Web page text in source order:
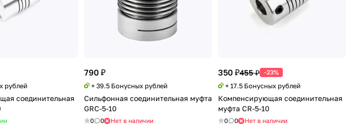
рублей
соединительная
790 ₽
+ 39.5 Бонусных рублей
Сильфонная соединительная муфта
GRC-5-10
0 0 Нет в наличии
350 ₽455 ₽ -23%
+ 17.5 Бонусных рублей
Компенсирующая соединительная
муфта CR-5-10
0 0 Нет в наличии